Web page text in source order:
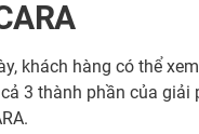
khách hàng có thể
3 thành phần của giải